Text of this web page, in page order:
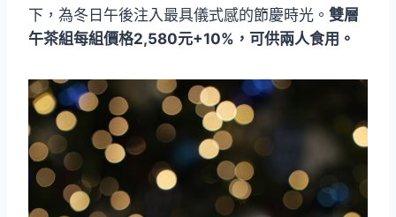
下，為冬日午後注入最具儀式感的節慶時光。 雙層
午茶組每組價格2,580元+10%，可供兩人食用。